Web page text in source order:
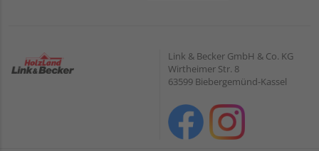
Link & Becker GmbH & Co. KG
Wirtheimer Str. 8
63599 Biebergemünd-Kassel